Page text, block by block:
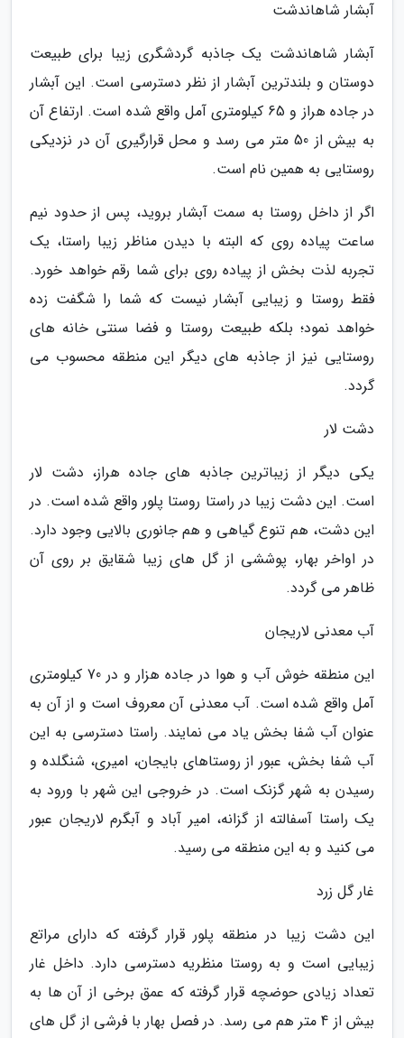
آبشار شاهاندشت
آبشار شاهاندشت یک جاذبه گردشگری زیبا برای طبیعت
دوستان و بلندترین آبشار از نظر دسترسی است. این آبشار
در جاده هراز و 65 کیلومتری آمل واقع شده است. ارتفاع آن
به بیش از 50 متر می رسد و محل قرارگیری آن در نزدیکی
روستایی به همین نام است.
اگر از داخل روستا به سمت آبشار بروید، پس از حدود نیم
ساعت پیاده روی که البته با دیدن مناظر زیبا راستا، یک
تجربه لذت بخش از پیاده روی برای شما رقم خواهد خورد.
فقط روستا و زیبایی آبشار نیست که شما را شگفت زده
خواهد نمود؛ بلکه طبیعت روستا و فضا سنتی خانه های
روستایی نیز از جاذبه های دیگر این منطقه محسوب می
گردد.
دشت لار
یکی دیگر از زیباترین جاذبه های جاده هراز، دشت لار
است. این دشت زیبا در راستا روستا پلور واقع شده است. در
این دشت، هم تنوع گیاهی و هم جانوری بالایی وجود دارد.
در اواخر بهار، پوششی از گل های زیبا شقایق بر روی آن
ظاهر می گردد.
آب معدنی لاریجان
این منطقه خوش آب و هوا در جاده هزار و در 70 کیلومتری
آمل واقع شده است. آب معدنی آن معروف است و از آن به
عنوان آب شفا بخش یاد می نمایند. راستا دسترسی به این
آب شفا بخش، عبور از روستاهای بایجان، امیری، شنگلده و
رسیدن به شهر گزنک است. در خروجی این شهر با ورود به
یک راستا آسفالته از گزانه، امیر آباد و آبگرم لاریجان عبور
می کنید و به این منطقه می رسید.
غار گل زرد
این دشت زیبا در منطقه پلور قرار گرفته که دارای مراتع
زیبایی است و به روستا منظریه دسترسی دارد. داخل غار
تعداد زیادی حوضچه قرار گرفته که عمق برخی از آن ها به
بیش از 4 متر هم می رسد. در فصل بهار با فرشی از گل های